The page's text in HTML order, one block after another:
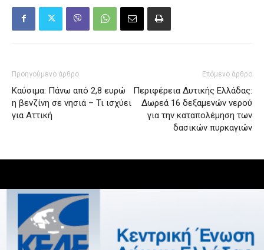
Προηγούμενο άρθρο
Καύσιμα: Πάνω από 2,8 ευρώ
η βενζίνη σε νησιά – Τι ισχύει
για Αττική
Επόμενο άρθρο
Περιφέρεια Δυτικής Ελλάδας:
Δωρεά 16 δεξαμενών νερού
για την καταπολέμηση των
δασικών πυρκαγιών